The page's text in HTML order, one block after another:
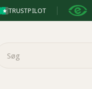
TRUSTPILOT